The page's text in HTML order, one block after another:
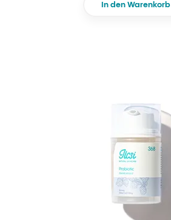
In den Warenkorb